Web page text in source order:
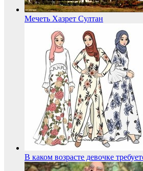
Мечеть Хазрет Султан
В каком возрасте девочке